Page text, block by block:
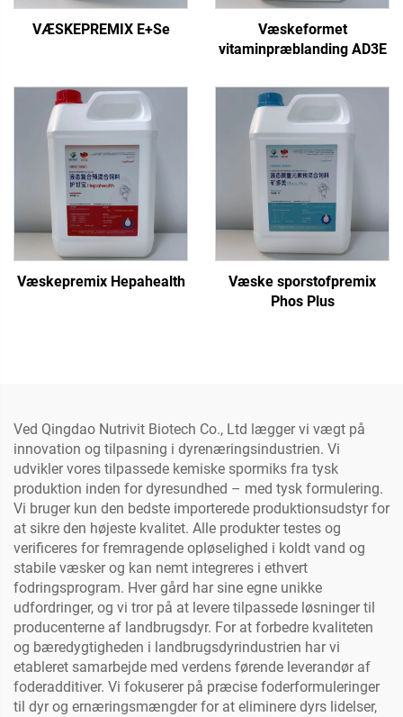
VÆSKEPREMIX E+Se
Væskeformet
vitaminpræblanding AD3E
Væskepremix Hepahealth
Væske sporstofpremix
Phos Plus
Ved Qingdao Nutrivit Biotech Co., Ltd lægger vi vægt på
innovation og tilpasning i dyrenæringsindustrien. Vi
udvikler vores tilpassede kemiske spormiks fra tysk
produktion inden for dyresundhed – med tysk formulering.
Vi bruger kun den bedste importerede produktionsudstyr for
at sikre den højeste kvalitet. Alle produkter testes og
verificeres for fremragende opløselighed i koldt vand og
stabile væsker og kan nemt integreres i ethvert
fodringsprogram. Hver gård har sine egne unikke
udfordringer, og vi tror på at levere tilpassede løsninger til
producenterne af landbrugsdyr. For at forbedre kvaliteten
og bæredygtigheden i landbrugsdyrindustrien har vi
etableret samarbejde med verdens førende leverandør af
foderadditiver. Vi fokuserer på præcise foderformuleringer
til dyr og ernæringsmængder for at eliminere dyrs lidelser,